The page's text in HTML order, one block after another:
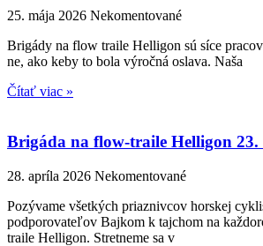
25. mája 2026 Nekomentované
Brigády na flow traile Helligon sú síce
ne, ako keby to bola výročná oslava. Naša
Čítať viac »
Brigáda na flow-traile Helligon 23.
28. apríla 2026 Nekomentované
Pozývame všetkých priaznivcov horskej
podporovateľov Bajkom k tajchom na
traile Helligon. Stretneme sa v